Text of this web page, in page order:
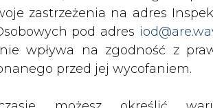
zastrzeżenia na adres
pod adres
wpływa na zgodność z
przed jej wycofaniem.
cire.pl
wyślij